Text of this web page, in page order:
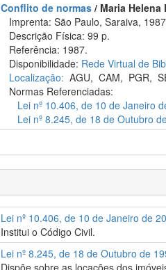
Conflito de normas / Maria Helena
Imprenta: São Paulo, Saraiva,
Descrição Física: 99 p.
Referência: 1987.
Disponibilidade: Rede Virtual de
Localização: AGU,CAM, PGR,
Normas Referenciadas:
Lei nº 10.406, de 10 de Janeiro
Lei nº 8.245, de 18 de Outubro
Lei nº 10.406, de 10 de Janeiro de
Institui o Código Civil.
Lei nº 8.245, de 18 de Outubro de
Dispõe sobre as locações dos